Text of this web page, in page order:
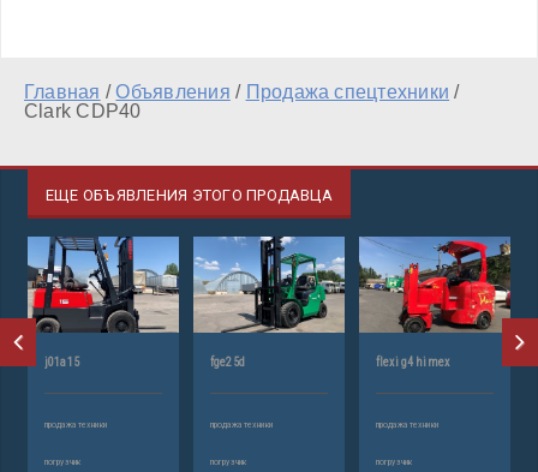
Главная /Объявления / Продажа спецтехники /
Clark CDP40
ЕЩЕ ОБЪЯВЛЕНИЯ ЭТОГО ПРОДАВЦА
j01a15
продажа техники
погрузчик
fge25d
продажа техники
погрузчик
flexi g4 himex
продажа техники
погрузчик